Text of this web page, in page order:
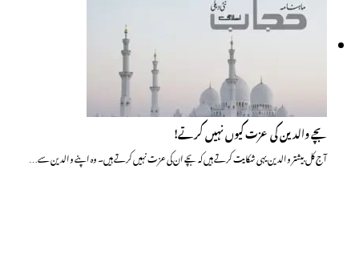
بچے والدین کی عزت کیوں نہیں کرتے!
آج کل بیشتر والدین یہی شکایت کرتے ہیں کہ بچے ان کی عزت نہیں کرتے ہیں۔ وہ اپنے والدین سے…